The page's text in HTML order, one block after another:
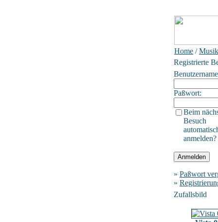
Home /
Registrierte
Paßwort:
Beim
Besuch
anmelden?
» Paßwort
»
Zufallsbild